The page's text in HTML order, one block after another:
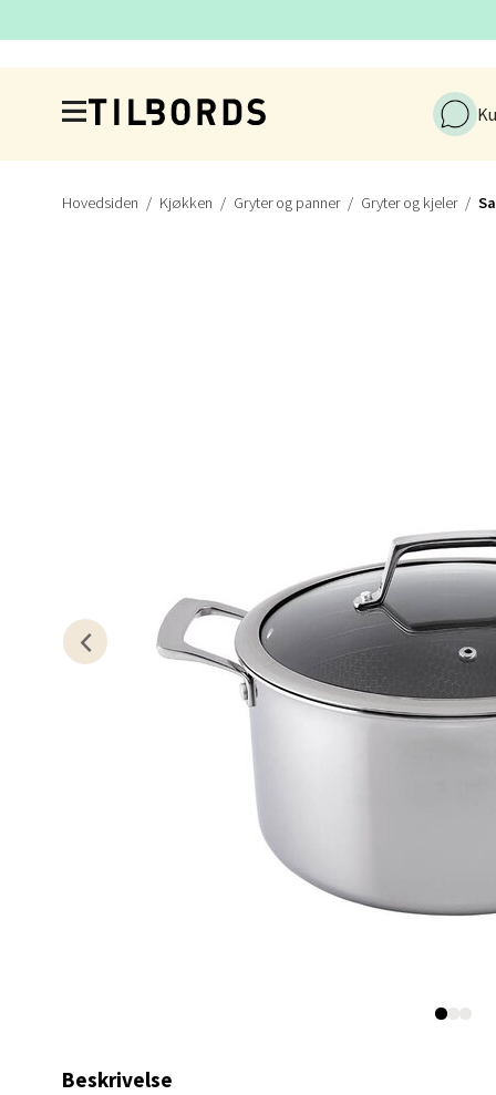
Hovedsiden Kjøkken Gryter og panner Gryter og kjeler
Beskrivelse
Gamle
Åpent i
Åpent i
0 i
Erich